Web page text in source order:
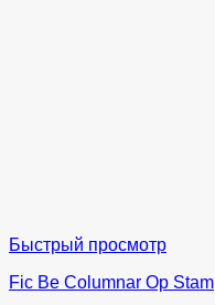
Быстрый просмотр
Fic Be Columnar Op Stam